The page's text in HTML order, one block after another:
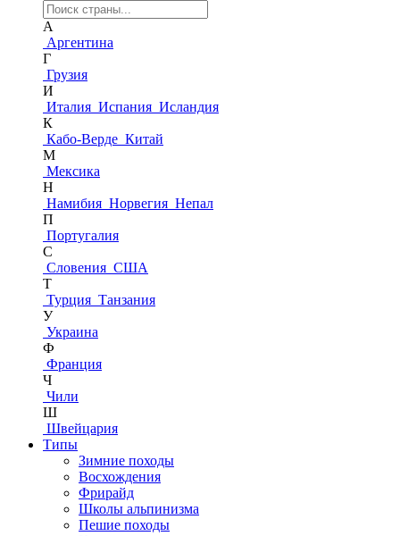
А
Аргентина
Г
Грузия
И
Италия Испания Исландия
К
Кабо-Верде Китай
М
Мексика
Н
Намибия Норвегия Непал
П
Португалия
С
Словения США
Т
Турция Танзания
У
Украина
Ф
Франция
Ч
Чили
Ш
Швейцария
Типы
Зимние походы
Восхождения
Фрирайд
Школы альпинизма
Пешие походы